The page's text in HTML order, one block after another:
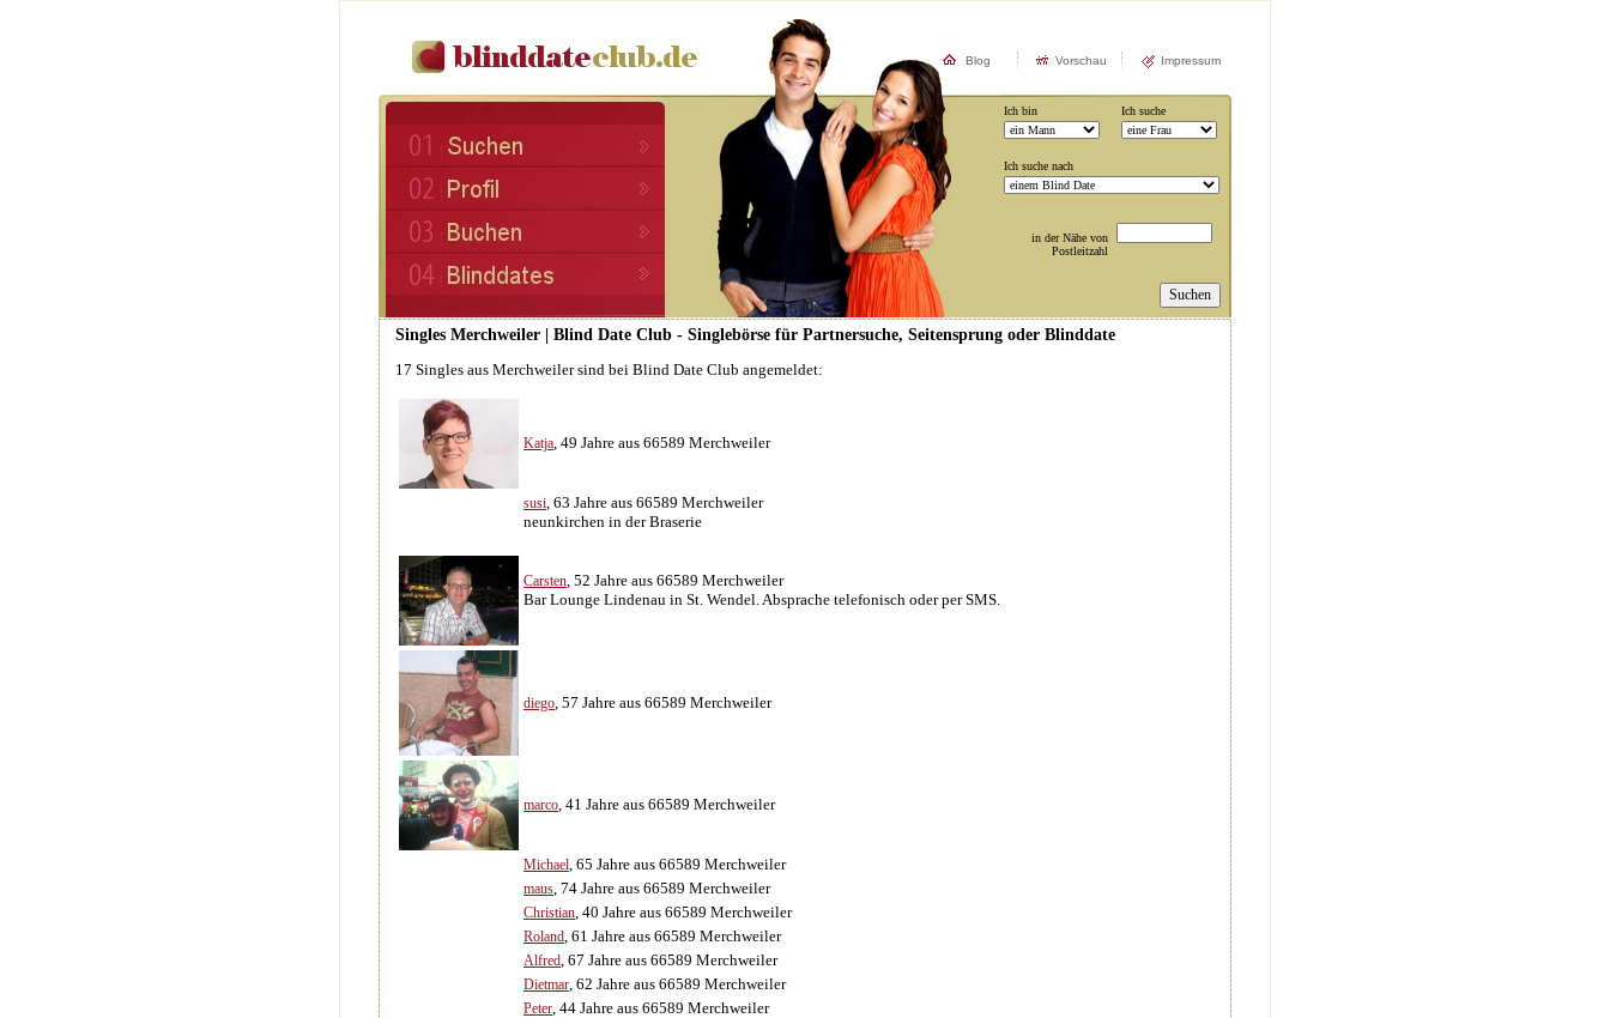
Blog Vorschau Impressum
Ich bin Ich suche
Ich suche nach
in der Nähe von
Postleitzahl
Singles Merchweiler | Blind Date Club - Singlebörse für Partnersuche, Seitensprung oder Blinddate
17 Singles aus Merchweiler sind bei Blind Date Club angemeldet:
Katja, 49 Jahre aus 66589 Merchweiler
susi, 63 Jahre aus 66589 Merchweiler
neunkirchen in der Braserie
Carsten, 52 Jahre aus 66589 Merchweiler
Bar Lounge Lindenau in St. Wendel. Absprache telefonisch oder per SMS.
diego, 57 Jahre aus 66589 Merchweiler
marco, 41 Jahre aus 66589 Merchweiler
Michael, 65 Jahre aus 66589 Merchweiler
maus, 74 Jahre aus 66589 Merchweiler
Christian, 40 Jahre aus 66589 Merchweiler
Roland, 61 Jahre aus 66589 Merchweiler
Alfred, 67 Jahre aus 66589 Merchweiler
Dietmar, 62 Jahre aus 66589 Merchweiler
Peter, 44 Jahre aus 66589 Merchweiler